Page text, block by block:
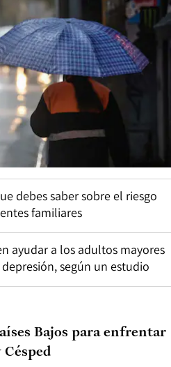
debes saber sobre el riesgo
familiares
ayudar a los adultos mayores
según un estudio
Bajos para enfrentar